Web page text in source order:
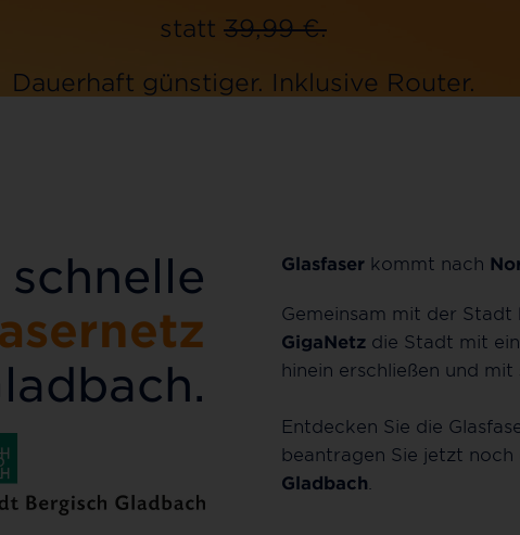
statt 39,99 €.
Dauerhaft günstiger. Inklusive Router.
schnelle Glasfaser kommt nach
Gemeinsam mit der Stadt
GigaNetz die Stadt mit
hinein erschließen und mit
Entdecken Sie die
beantragen Sie jetzt noch
Gladbach